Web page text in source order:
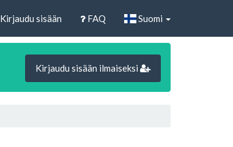
Kirjaudu sisään FAQ Suomi
Kirjaudu sisään ilmaiseksi